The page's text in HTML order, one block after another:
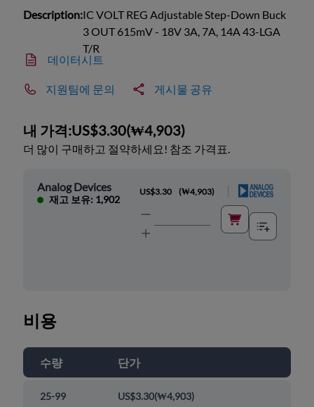
Description:IC VOLT REG Adjustable Step-Down Buck
3 OUT 615mV - 18V 3A, 7A, 14A 43-LGA
T/R
데이터시트
지원팀에 문의 게시물 공유
내 가격:US$3.30(₩4,903)
더 많이 구매하고 절약하세요! 참조 가격표.
Analog Devices
재고 보유: 1,902
US$3.30 (₩4,903)
비용
수량 단가
25-99 US$3.30(₩4,903)